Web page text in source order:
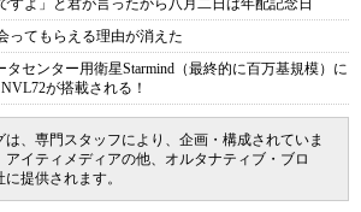
すよ」と君が言ったから八月二日は年配記念日
ってもらえる理由が消えた
センター用衛星Starmind（最終的に百万基規模）に
が搭載される！
、専門スタッフにより、企画・構成されていま
イティメディアの他、オルタナティブ・ブロ
提供されます。